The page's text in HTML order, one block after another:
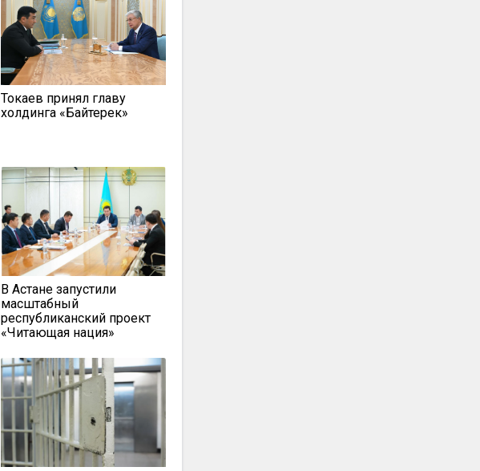
Токаев принял главу
холдинга «Байтерек»
В Астане запустили
масштабный
республиканский проект
«Читающая нация»